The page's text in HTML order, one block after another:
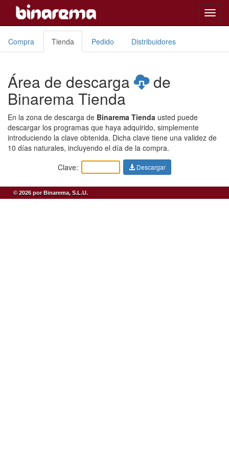
Compra
Tienda Pedido Distribuidores
Área de descarga de
Binarema Tienda
En la zona de descarga de Binarema Tienda usted puede
descargar los programas que haya adquirido, simplemente
introduciendo la clave obtenida. Dicha clave tiene una validez de
10 días naturales, incluyendo el día de la compra.
Clave:
Descargar
© 2026 por Binarema, S.L.U.